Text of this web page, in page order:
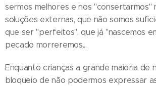
sermos melhores e nos "consertarmos"
soluções externas, que não somos
que ser "perfeitos", que já "nascemos
pecado morreremos...
Enquanto crianças a grande maioria de
bloqueio de não podermos expressar